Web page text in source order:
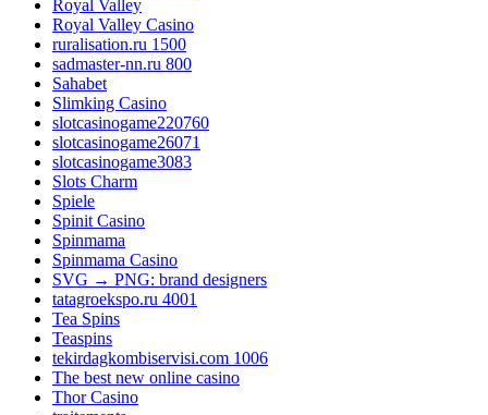
Royal Valley
Royal Valley Casino
ruralisation.ru 1500
sadmaster-nn.ru 800
Sahabet
Slimking Casino
slotcasinogame220760
slotcasinogame26071
slotcasinogame3083
Slots Charm
Spiele
Spinit Casino
Spinmama
Spinmama Casino
SVG → PNG: brand designers
tatagroekspo.ru 4001
Tea Spins
Teaspins
tekirdagkombiservisi.com 1006
The best new online casino
Thor Casino